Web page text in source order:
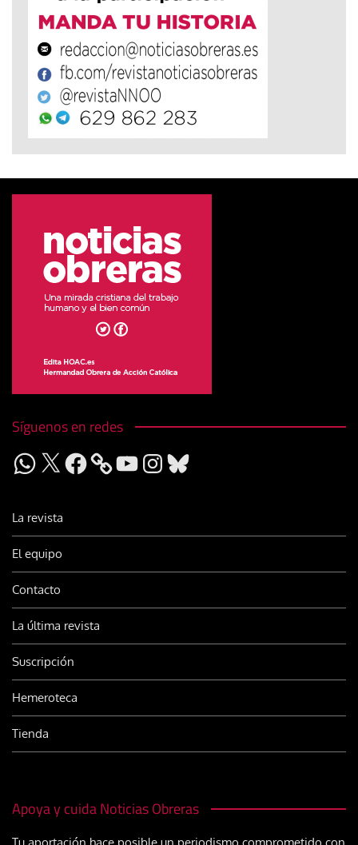
Síguenos en redes
WhatsApp
X Facebook YouTubeInstagram
Bluesky
La revista
El equipo
Contacto
La última revista
Suscripción
Hemeroteca
Tienda
Apoya y cuida Noticias Obreras
Tu aportación hace posible un periodismo comprometido con